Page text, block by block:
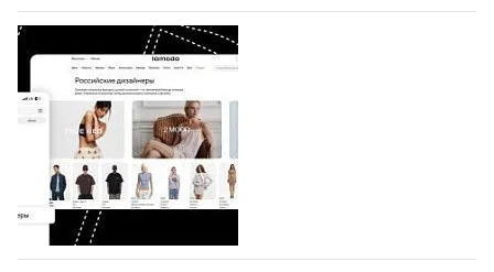
07.08.2026 434
BALLINA представит свои новинки на Euro
Shoes
Компания BALLINA Guangzhou Lihuang Footwear
Co., Ltd., основанная в 2011 году и расположенная в
Гуанчжоу, столице моды Китая, является
профессиональной обувной компанией,
объединяющей разработку, производство и…
07.08.2026 313